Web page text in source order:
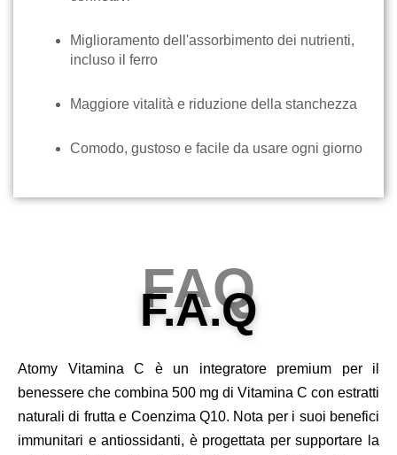
Miglioramento dell'assorbimento dei nutrienti,
incluso il ferro
Maggiore vitalità e riduzione della stanchezza
Comodo, gustoso e facile da usare ogni giorno
FAQ
F.A.Q
Atomy Vitamina C è un integratore premium per il
benessere che combina 500 mg di Vitamina C con estratti
naturali di frutta e Coenzima Q10. Nota per i suoi benefici
immunitari e antiossidanti, è progettata per supportare la